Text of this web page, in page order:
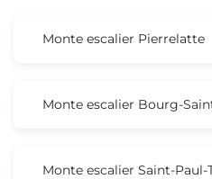
Monte escalier Pierrelatte
Monte escalier Bourg-
Monte escalier Saint-Paul-